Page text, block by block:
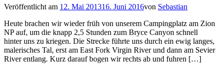
Veröffentlicht am 12. Mai 201316. Juni 2016von Sebastian
Heute brachen wir wieder früh von unserem Campingplatz am Zion
NP auf, um die knapp 2,5 Stunden zum Bryce Canyon schnell
hinter uns zu kriegen. Die Strecke führte uns durch ein ewig langes,
malerisches Tal, erst am East Fork Virgin River und dann am Sevier
River entlang. Kurz darauf bogen wir rechts ab und fuhren […]